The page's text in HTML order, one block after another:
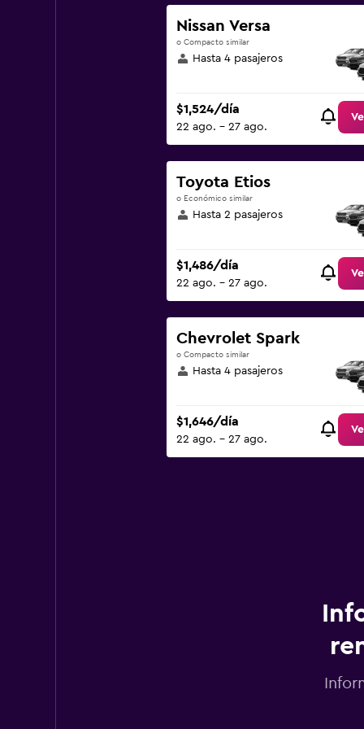
Nissan Versa
o Compacto similar
Hasta 4 pasajeros
$1,524/día
22 ago. - 27 ago.
Toyota Etios
o Económico similar
Hasta 2 pasajeros
$1,486/día
22 ago. - 27 ago.
Chevrolet Spark
o Compacto similar
Hasta 4 pasajeros
$1,646/día
22 ago. - 27 ago.